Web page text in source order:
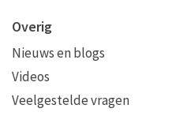
Overig
Nieuws en blogs
Videos
Veelgestelde vragen